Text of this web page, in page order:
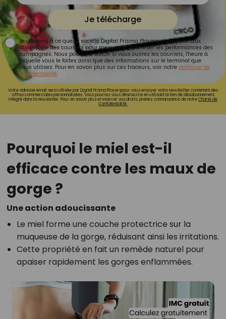
Je télécharge
Je consens à ce que la société Digital Prisma Players analyse le taux
d'ouverture des courriels pour mesurer et optimiser les performances des
campagnes. Nous pourrons savoir si vous ouvrez les courriels, l'heure à
laquelle vous le faites ainsi que des informations sur le terminal que
vous utilisez. Pour en savoir plus sur ces traceurs, voir notre politique de
confidentialité.
Votre adresse email sera utilisée par Digital Prisma Playerspour vous envoyer votre newsletter contenant des
offres commerciales personnalisées. Vous pourrez vous désinscrire en utilisant le lien de désabonnement
intégré dans la newsletter. Pour en savoir plus et exercer vos droits, prenez connaissance de notreCharte de
Confidentialité.
Pourquoi le miel est-il
efficace contre les maux de
gorge ?
Une action adoucissante
Le miel forme une couche protectrice sur la
muqueuse de la gorge, réduisant ainsi les irritations.
Cette propriété en fait un remède naturel pour
apaiser rapidement les gorges enflammées.